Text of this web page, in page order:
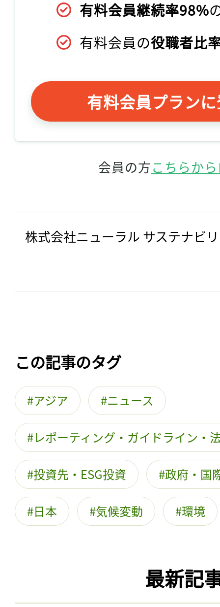
有料会員継続率98%
有料会員の役職者比
有料会員プラン
会員の方こちらか
株式会社ニューラル サステナビ
この記事のタグ
アジア ニュース
レポーティング・ガイドライン・
投資先・ESG投資 政府・国
日本 気候変動 環境
最新記